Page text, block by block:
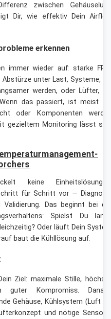
zwischen
Dir, wie effektiv Dein
erkennen
immer wieder auf: starke
unter Last, Systeme,
werden, oder Lüfter,
das passiert, ist meist
oder Komponenten
gezieltem Monitoring lässt
keine
für Schritt vor —
Validierung. Das beginnt bei
Spielst Du
Oder läuft Dein
baut die Kühllösung auf.
Ziel: maximale Stille,
guter Kompromiss.
Gehäuse, Kühlsystem (Luft
und nötige